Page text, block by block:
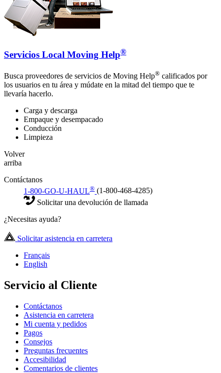
Servicios Local Moving Help®
Busca proveedores de servicios de Moving Help® calificados por
los usuarios en tu área y múdate en la mitad del tiempo que te
llevaría hacerlo.
Carga y descarga
Empaque y desempacado
Conducción
Limpieza
Volver
arriba
Contáctanos
1-800-GO-U-HAUL® (1-800-468-4285)
Solicitar una devolución de llamada
¿Necesitas ayuda?
Solicitar asistencia en carretera
Français
English
Servicio al Cliente
Contáctanos
Asistencia en carretera
Mi cuenta y pedidos
Pagos
Consejos
Preguntas frecuentes
Accesibilidad
Comentarios de clientes